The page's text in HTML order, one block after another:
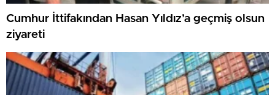
Cumhur İttifakından Hasan Yıldız’a geçmiş olsun
ziyareti